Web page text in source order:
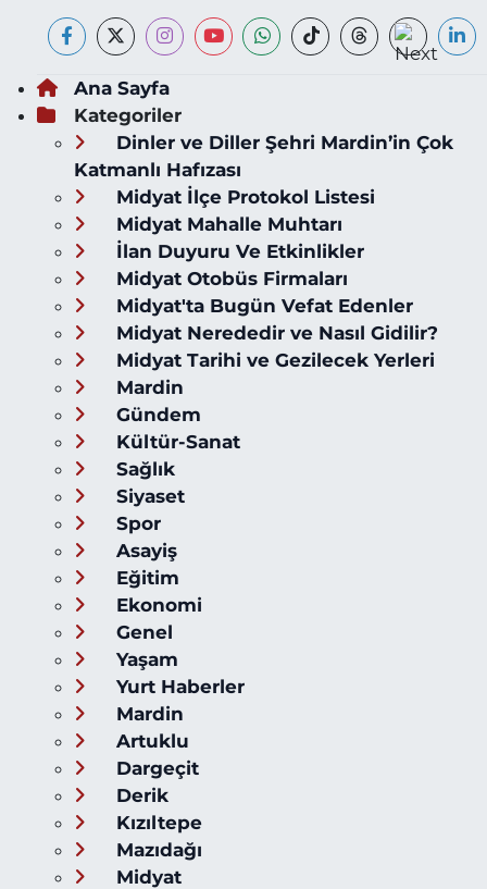
Ana Sayfa
Kategoriler
Dinler ve Diller Şehri Mardin’in Çok
Katmanlı Hafızası
Midyat İlçe Protokol Listesi
Midyat Mahalle Muhtarı
İlan Duyuru Ve Etkinlikler
Midyat Otobüs Firmaları
Midyat'ta Bugün Vefat Edenler
Midyat Nerededir ve Nasıl Gidilir?
Midyat Tarihi ve Gezilecek Yerleri
Mardin
Gündem
Kültür-Sanat
Sağlık
Siyaset
Spor
Asayiş
Eğitim
Ekonomi
Genel
Yaşam
Yurt Haberler
Mardin
Artuklu
Dargeçit
Derik
Kızıltepe
Mazıdağı
Midyat